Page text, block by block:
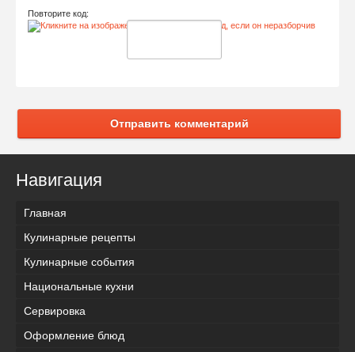
Повторите код:
Отправить комментарий
Навигация
Главная
Кулинарные рецепты
Кулинарные события
Национальные кухни
Сервировка
Оформление блюд